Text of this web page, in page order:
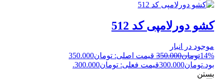
کشو دورلامپی کد 512
موجود در انبار
14%تومان350.000
قیمت اصلی: تومان350.000
بود.تومان300.000قیمت فعلی: تومان300.000.
بستن